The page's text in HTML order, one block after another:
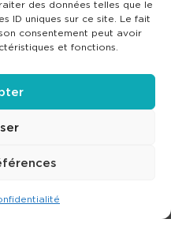
des données telles que le
ID uniques sur ce site. Le fait
consentement peut avoir
et fonctions.